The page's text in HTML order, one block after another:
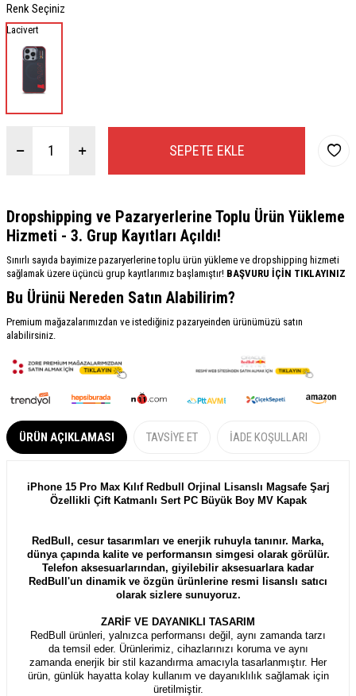
Renk Seçiniz
Lacivert
SEPETE EKLE
Dropshipping ve Pazaryerlerine Toplu Ürün Yükleme
Hizmeti - 3. Grup Kayıtları Açıldı!
Sınırlı sayıda bayimize pazaryerlerine toplu ürün yükleme ve dropshipping hizmeti
sağlamak üzere üçüncü grup kayıtlarımız başlamıştır! BAŞVURU İÇİN TIKLAYINIZ
Bu Ürünü Nereden Satın Alabilirim?
Premium mağazalarımızdan ve istediğiniz pazaryeinden ürünümüzü satın
alabilirsiniz.
ÜRÜN AÇIKLAMASI TAVSIYE ET İADE KOŞULLARI
iPhone 15 Pro Max Kılıf Redbull Orjinal Lisanslı Magsafe Şarj
Özellikli Çift Katmanlı Sert PC Büyük Boy MV Kapak
RedBull, cesur tasarımları ve enerjik ruhuyla tanınır. Marka,
dünya çapında kalite ve performansın simgesi olarak görülür.
Telefon aksesuarlarından, giyilebilir aksesuarlara kadar
RedBull'un dinamik ve özgün ürünlerine resmi lisanslı satıcı
olarak sizlere sunuyoruz.
ZARİF VE DAYANIKLI TASARIM
RedBull ürünleri, yalnızca performansı değil, aynı zamanda tarzı
da temsil eder. Ürünlerimiz, cihazlarınızı koruma ve aynı
zamanda enerjik bir stil kazandırma amacıyla tasarlanmıştır. Her
ürün, günlük hayatta kolay kullanım ve dayanıklılık sağlamak için
üretilmiştir.